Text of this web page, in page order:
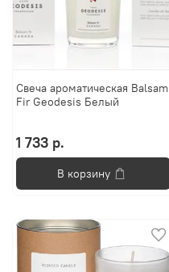
Свеча ароматическая Balsam
Fir Geodesis Белый
1 733 р.
В корзину